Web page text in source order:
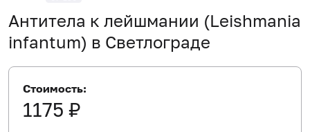
Антитела к лейшмании (Leishmania
infantum) в Светлограде
Стоимость:
1175 ₽